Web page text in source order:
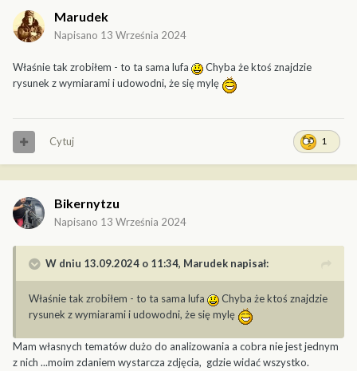
Marudek
Napisano 13 Września 2024
Właśnie tak zrobiłem - to ta sama lufa
Chyba że ktoś znajdzie
rysunek z wymiarami i udowodni, że się mylę
1
Cytuj
Bikernytzu
Napisano 13 Września 2024
W dniu 13.09.2024 o 11:34, Marudek napisał:
Właśnie tak zrobiłem - to ta sama lufa
Chyba że ktoś znajdzie
rysunek z wymiarami i udowodni, że się mylę
Mam własnych tematów dużo do analizowania a cobra nie jest jednym
z nich ...moim zdaniem wystarcza zdjęcia, gdzie widać wszystko.